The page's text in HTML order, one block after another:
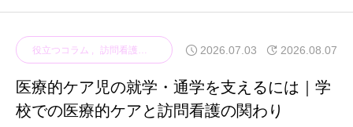
役立つコラム 訪問看護のサービス内容・医療処置 2026.07.03 2026.08.07
医療的ケア児の就学・通学を支えるには｜学
校での医療的ケアと訪問看護の関わり